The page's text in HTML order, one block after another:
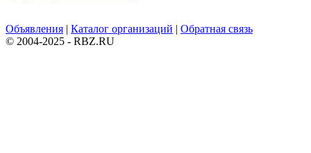
Объявления | Каталог организаций | Обратная связь
© 2004-2025 - RBZ.RU